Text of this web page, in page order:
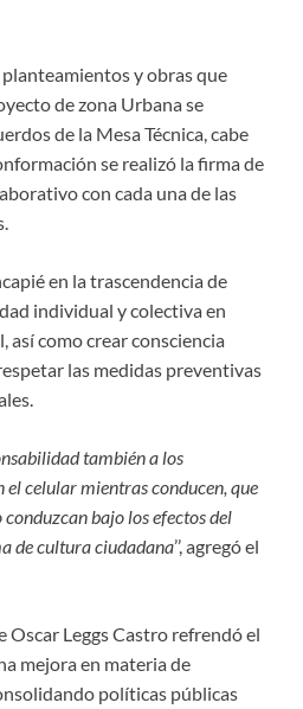
y obras que
de zona Urbana se
de la Mesa Técnica, cabe
se realizó la firma de
con cada una de las
en la trascendencia de
individual y colectiva en
así como crear consciencia
las medidas preventivas
también a los
el celular mientras conducen, que
bajo los efectos del
de cultura ciudadana’’, agregó el
Oscar Leggs Castro refrendó el
mejora en materia de
políticas públicas